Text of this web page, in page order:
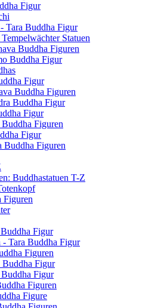
Figur
Tara Buddha Figur
Statuen
Buddha Figuren
Buddha Figur
Figur
Buddha Figuren
Buddha Figur
Figur
Figuren
Figur
Buddha Figuren
Buddhastatuen T-Z
Figuren
Figur
- Tara Buddha Figur
Figuren
Figur
Figur
Figuren
Figure